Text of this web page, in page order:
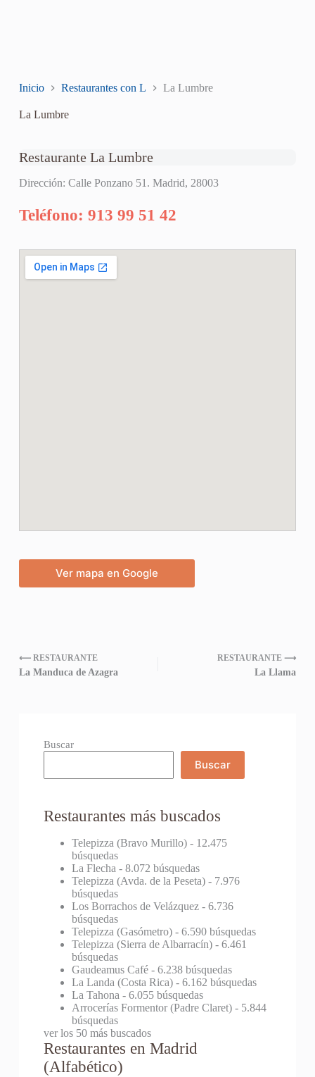
Inicio Restaurantes con L La Lumbre
La Lumbre
Restaurante La Lumbre
Dirección: Calle Ponzano 51. Madrid, 28003
Teléfono: 913 99 51 42
Ver mapa en Google
⟵ RESTAURANTE
La Manduca de Azagra
RESTAURANTE ⟶
La Llama
Buscar
Buscar
Restaurantes más buscados
Telepizza (Bravo Murillo)- 12.475
búsquedas
La Flecha - 8.072 búsquedas
Telepizza (Avda. de la Peseta)- 7.976
búsquedas
Los Borrachos de Velázquez- 6.736
búsquedas
Telepizza (Gasómetro)- 6.590 búsquedas
Telepizza (Sierra de Albarracín)- 6.461
búsquedas
Gaudeamus Café- 6.238 búsquedas
La Landa (Costa Rica)- 6.162 búsquedas
La Tahona - 6.055 búsquedas
Arrocerías Formentor (Padre Claret)- 5.844
búsquedas
ver los 50 más buscados
Restaurantes en Madrid
(Alfabético)